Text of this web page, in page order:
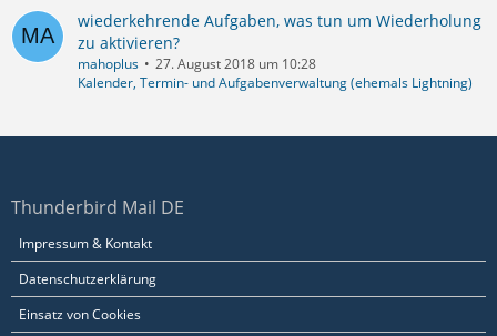
wiederkehrende Aufgaben, was tun um Wiederholung
zu aktivieren?
mahoplus
27. August 2018 um 10:28
Kalender, Termin- und Aufgabenverwaltung (ehemals Lightning)
Thunderbird Mail DE
Impressum & Kontakt
Datenschutzerklärung
Einsatz von Cookies